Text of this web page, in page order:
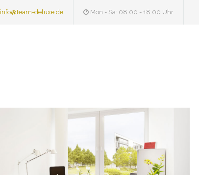
info@team-deluxe.de Mon - Sa: 08.00 - 18.00 Uhr